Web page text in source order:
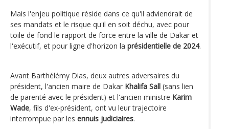
Mais l'enjeu politique réside dans ce qu'il adviendrait de
ses mandats et le risque qu'il en soit déchu, avec pour
toile de fond le rapport de force entre la ville de Dakar et
l'exécutif, et pour ligne d'horizon la présidentielle de 2024.
Avant Barthélémy Dias, deux autres adversaires du
président, l'ancien maire de Dakar Khalifa Sall (sans lien
de parenté avec le président) et l'ancien ministre Karim
Wade, fils d'ex-président, ont vu leur trajectoire
interrompue par les ennuis judiciaires.